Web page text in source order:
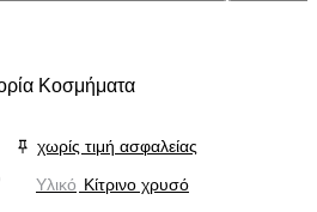
Κοσμήματα
χωρίς τιμή ασφαλείας
Υλικό Κίτρινο χρυσό